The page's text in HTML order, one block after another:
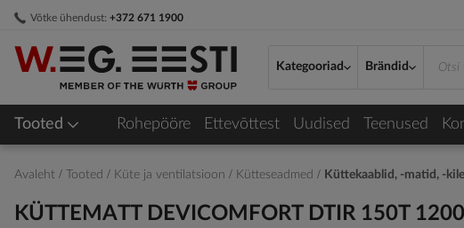
Võtke ühendust: +372 671 1900
Skip
Content
Kategooriad
Brändid
Tooted Rohepööre Ettevõttest Uudised Teenused
Avaleht Tooted Küte ja ventilatsioon Kütteseadmed Küttekaablid, -matid, -
KÜTTEMATT DEVICOMFORT DTIR 150T